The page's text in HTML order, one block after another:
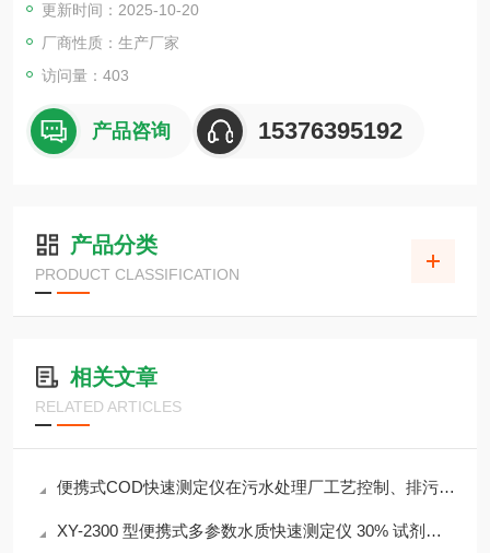
更新时间：2025-10-20
厂商性质：生产厂家
访问量：403
产品咨询 15376395192
产品分类
PRODUCT CLASSIFICATION
相关文章
RELATED ARTICLES
便携式COD快速测定仪在污水处理厂工艺控制、排污口监测中的应用
XY-2300 型便携式多参数水质快速测定仪 30% 试剂节省 检测成本降